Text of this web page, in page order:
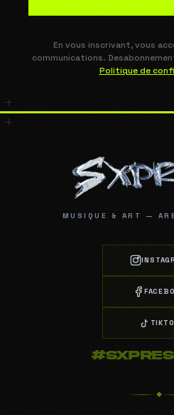
En vous inscrivant, vous
communications.
Politique de
MUSIQUE & ART —
◆